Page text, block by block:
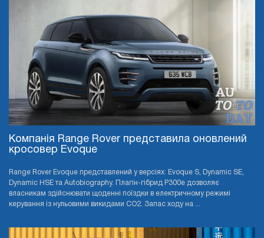
Компанія Range Rover представила оновлений
кросовер Evoque
Range Rover Evoque представлений у версіях: Evoque S, Dynamic SE,
Dynamic HSE та Autobiography. Плагін-гібрид P300e дозволяє
власникам здійснювати щоденні поїздки в електричному режимі
керування із нульовими викидами CO2. Запас ходу на ...